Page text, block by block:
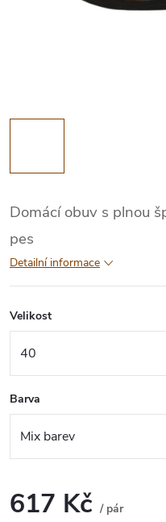
Domácí obuv s plnou
pes
Detailní informace
Velikost
Barva
617 Kč / pár